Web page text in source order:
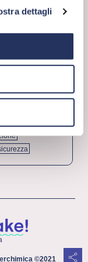
dettagli
vero
©2021